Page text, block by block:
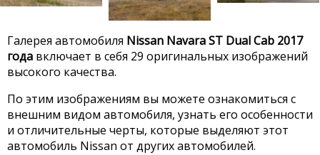
Галерея автомобиля Nissan Navara ST Dual Cab 2017
года включает в себя 29 оригинальных изображений
высокого качества.
По этим изображениям вы можете ознакомиться с
внешним видом автомобиля, узнать его особенности
и отличительные черты, которые выделяют этот
автомобиль Nissan от других автомобилей.